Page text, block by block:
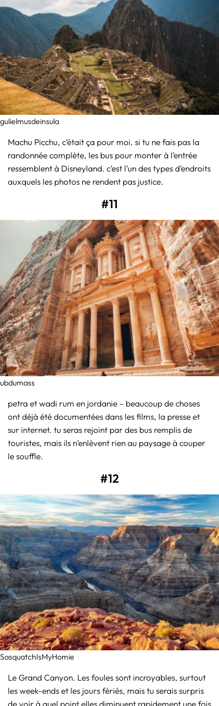
gulielmusdeinsula
Machu Picchu, c’était ça pour moi. si tu ne fais pas la
randonnée complète, les bus pour monter à l’entrée
ressemblent à Disneyland. c’est l’un des types d’endroits
auxquels les photos ne rendent pas justice.
#11
ubdumass
petra et wadi rum en jordanie – beaucoup de choses
ont déjà été documentées dans les films, la presse et
sur internet. tu seras rejoint par des bus remplis de
touristes, mais ils n’enlèvent rien au paysage à couper
le souffle.
#12
SasquatchIsMyHomie
Le Grand Canyon. Les foules sont incroyables, surtout
les week-ends et les jours fériés, mais tu serais surpris